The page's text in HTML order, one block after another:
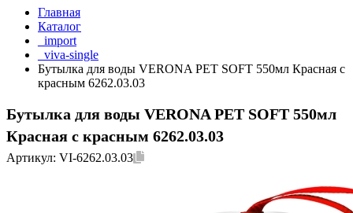
Главная
Каталог
_import
_viva-single
Бутылка для воды VERONA PET SOFT 550мл Красная с
красным 6262.03.03
Бутылка для воды VERONA PET SOFT 550мл
Красная с красным 6262.03.03
Артикул: VI-6262.03.03